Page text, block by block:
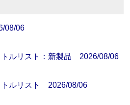
08/06
トルリスト：新製品 2026/08/06
トルリスト 2026/08/06